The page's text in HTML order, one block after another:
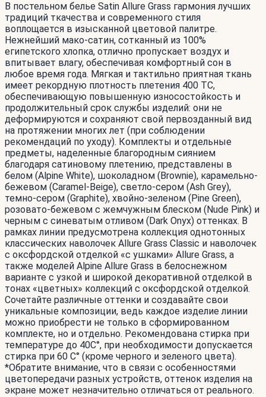
В постельном белье Satin Allure Grass гармония лучших
традиций ткачества и современного стиля
воплощается в изысканной цветовой палитре.
Нежнейший мако-сатин, сотканный из 100%
египетского хлопка, отлично пропускает воздух и
впитывает влагу, обеспечивая комфортный сон в
любое время года. Мягкая и тактильно приятная ткань
имеет рекордную плотность плетения 400 ТС,
обеспечивающую повышенную износостойкость и
продолжительный срок службы изделий: они не
деформируются и сохраняют свой первозданный вид
на протяжении многих лет (при соблюдении
рекомендаций по уходу). Комплекты и отдельные
предметы, наделенные благородным сиянием
благодаря сатиновому плетению, представлены в
белом (Alpine White), шоколадном (Brownie), карамельно-
бежевом (Caramel-Beige), светло-сером (Ash Grey),
темно-сером (Graphite), хвойно-зеленом (Pine Green),
розовато-бежевом с жемчужным блеском (Nude Pink) и
черным c синеватым отливом (Dark Onyx) оттенках. В
рамках линии предусмотрена коллекция однотонных
классических наволочек Allure Grass Classic и наволочек
с оксфордской отделкой «с ушками» Allure Grass, а
также моделей Alpine Allure Grass в белоснежном
варианте с узкой и широкой декоративной отделкой в
тонах «цветных» коллекций с оксфордской отделкой.
Сочетайте различные оттенки и создавайте свои
уникальные композиции, ведь каждое изделие линии
можно приобрести не только в сформированном
комплекте, но и отдельно. Рекомендована стирка при
температуре до 40С°, при необходимости допускается
стирка при 60 С° (кроме черного и зеленого цвета).
*Обратите внимание, что в связи с особенностями
цветопередачи разных устройств, оттенок изделия на
экране может незначительно отличаться от реального.